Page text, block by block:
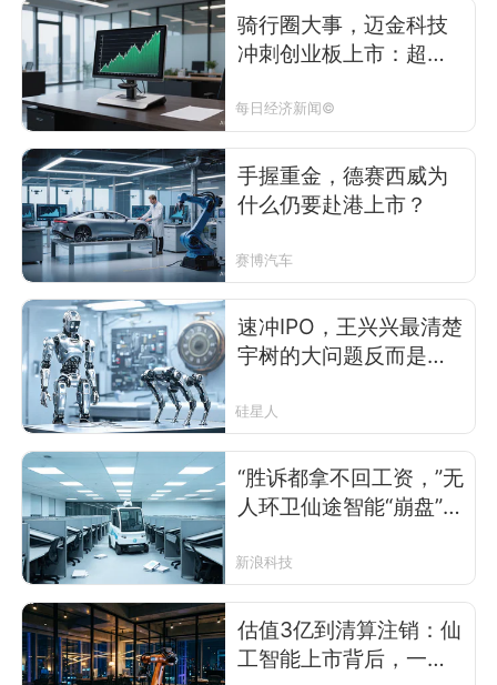
骑行圈大事，迈金科技
冲刺创业板上市：超一
老股东迪卡侬在IPO关口
退出
每日经济新闻©
手握重金，德赛西威为
什么仍要赴港上市？
赛博汽车
速冲IPO，王兴兴最清楚
宇树的大问题反而是：
硅星人
“胜诉都拿不回工资，”无
人环卫仙途智能“崩盘”：
了，产品有多鸡肋？
新浪科技
估值3亿到清算注销：仙
工智能上市背后，一场